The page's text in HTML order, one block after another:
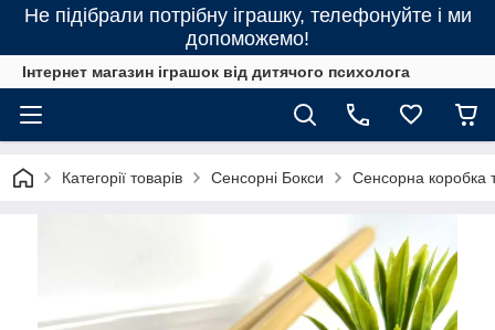
Не підібрали потрібну іграшку, телефонуйте і ми
допоможемо!
Інтернет магазин іграшок від дитячого психолога
Категорії товарів Сенсорні Бокси Сенсорна коробка